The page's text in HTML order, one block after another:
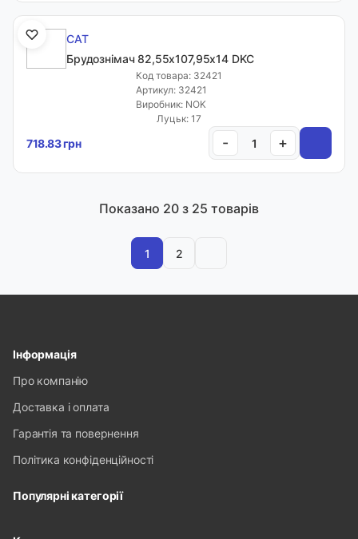
CAT
Брудознімач 82,55х107,95х14 DKC
Код товара: 32421
Артикул: 32421
Виробник: NOK
Луцьк: 17
718.83 грн - +
Показано 20 з 25 товарів
1 2
Інформація
Про компанію
Доставка і оплата
Гарантія та повернення
Політика конфіденційності
Популярні категорії